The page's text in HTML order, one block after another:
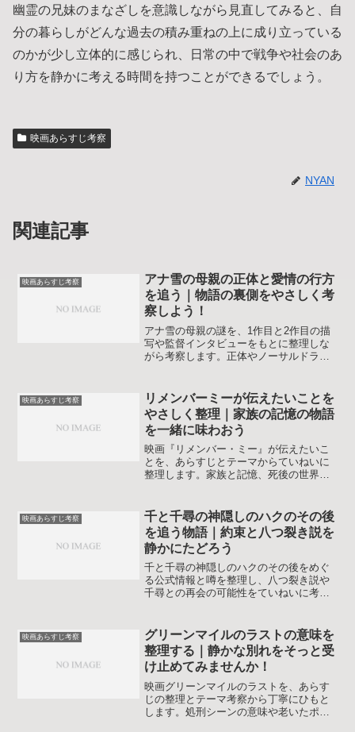
幽霊の兄妹のまなざしを意識しながら見直してみると、自
分の暮らしがどんな過去の積み重ねの上に成り立っている
のかが少し立体的に感じられ、日常の中で戦争や社会のあ
り方を静かに考える時間を持つことができるでしょう。
映画あらすじ考察
NYAN
関連記事
映画あらすじ考察
アナ雪の母親の正体と愛情の行方
を追う｜物語の裏側をやさしく考
察しよう！
アナ雪の母親の謎を、1作目と2作目の描
写や監督インタビューをもとに整理しな
がら考察します。正体やノーサルドラと
て観への賛否も整理しつつ、自分なりの
解釈を持てるようになるはずです。
映画あらすじ考察
リメンバーミーが伝えたいことを
やさしく整理｜家族の記憶の物語
を一緒に味わおう
映画『リメンバー・ミー』が伝えたいこ
とを、あらすじとテーマからていねいに
整理します。家族と記憶、死後の世界、
語り合うきっかけや、ラストシーンの受
け止め方のヒントもまとまっています。
映画あらすじ考察
千と千尋の神隠しのハクのその後
を追う物語｜約束と八つ裂き説を
静かにたどろう
千と千尋の神隠しのハクのその後をめぐ
る公式情報と噂を整理し、八つ裂き説や
千尋との再会の可能性をていねいに考察
す。
映画あらすじ考察
グリーンマイルのラストの意味を
整理する｜静かな別れをそっと受
け止めてみませんか！
映画グリーンマイルのラストを、あらす
じの整理とテーマ考察から丁寧にひもと
します。処刑シーンの意味や老いたポー